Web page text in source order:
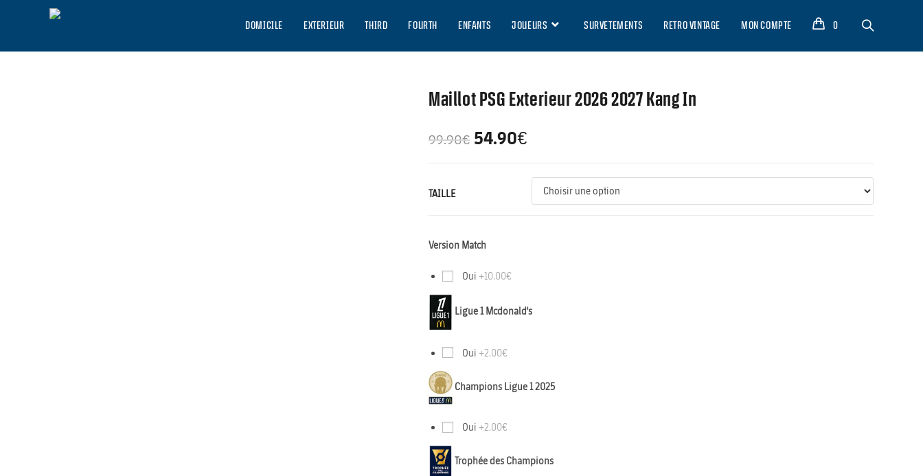
DOMICILE EXTERIEUR THIRD FOURTH ENFANTS JOUEURS SURVETEMENTS RETRO VINTAGE MON COMPTE 0
Maillot PSG Exterieur 2026 2027 Kang In
99.90€ 54.90€
TAILLE
Version Match
Oui +10.00€
Ligue 1 Mcdonald's
Oui +2.00€
Champions Ligue 1 2025
Oui +2.00€
Trophée des Champions